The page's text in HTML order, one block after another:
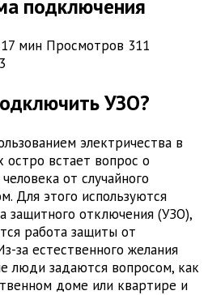
подключения
17 мин Просмотров 311
УЗО?
электричества в
встает вопрос о
от случайного
Для этого используются
защитного отключения (УЗО),
работа защиты от
за естественного желания
люди задаются вопросом, как
доме или квартире и